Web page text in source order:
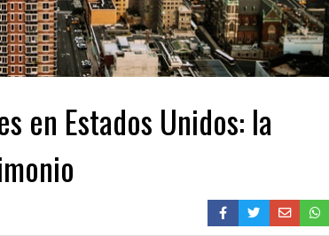
en Estados Unidos: la